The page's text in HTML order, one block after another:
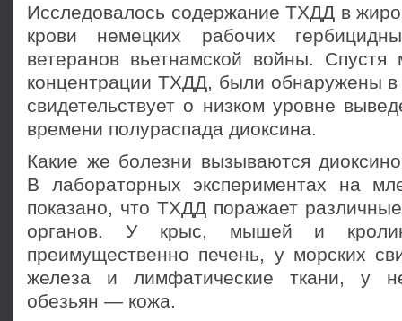
Исследовалось содержание ТХДД в
крови немецких рабочих
ветеранов вьетнамской войны. Спустя
концентрации ТХДД, были обнаружены в
свидетельствует о низком уровне
времени полураспада диоксина.
Какие же болезни вызываются
В лабораторных экспериментах на
показано, что ТХДД поражает
органов. У крыс, мышей и
преимущественно печень, у морских
железа и лимфатические ткани, у
обезьян — кожа.